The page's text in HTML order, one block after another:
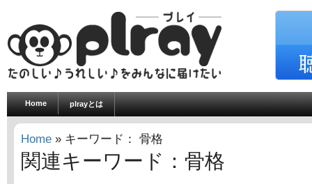
Home plrayとは
Home » キーワード： 骨格
関連キーワード：骨格